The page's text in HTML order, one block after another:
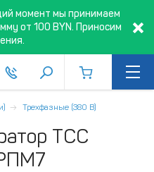
момент мы принимаем
от 100 BYN. Приносим
Трехфазные (380 В)
ТСС